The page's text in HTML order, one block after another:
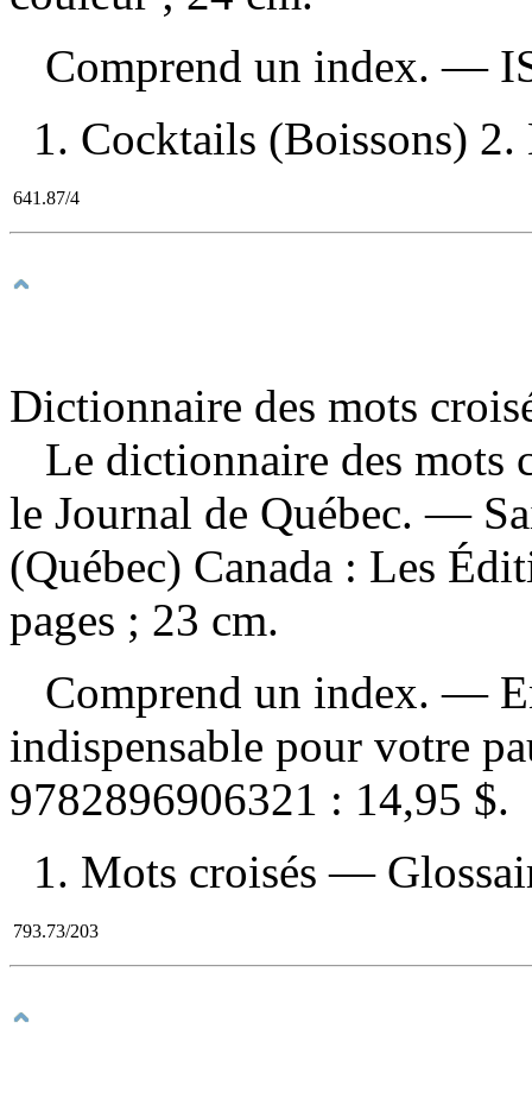
Comprend un index. —
1. Cocktails (Boissons)
641.87/4
Dictionnaire des mots
Le dictionnaire des mots
le Journal de Québec. —
(Québec) Canada : Les
pages ; 23 cm.
Comprend un index. —
indispensable pour votre
9782896906321 : 14,95 $.
1. Mots croisés —
793.73/203